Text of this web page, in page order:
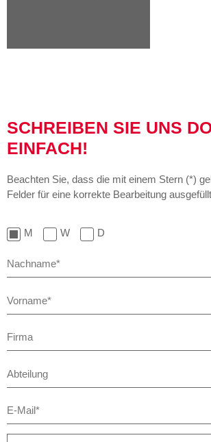
SCHREIBEN SIE UNS
EINFACH!
Beachten Sie, dass die mit einem Stern (*)
Felder für eine korrekte Bearbeitung
M W D